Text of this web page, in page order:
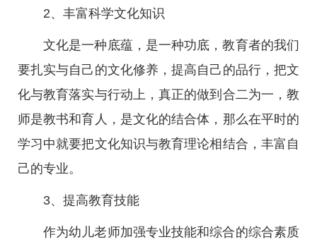
2、丰富科学文化知识
文化是一种底蕴，是一种功底，教育者的我们
要扎实与自己的文化修养，提高自己的品行，把文
化与教育落实与行动上，真正的做到合二为一，教
师是教书和育人，是文化的结合体，那么在平时的
学习中就要把文化知识与教育理论相结合，丰富自
己的专业。
3、提高教育技能
作为幼儿老师加强专业技能和综合的综合素质